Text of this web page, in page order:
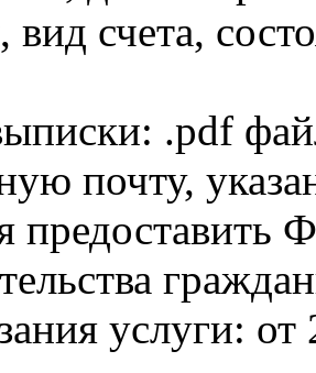
вид счета,
.pdf
почту,
услуги: от